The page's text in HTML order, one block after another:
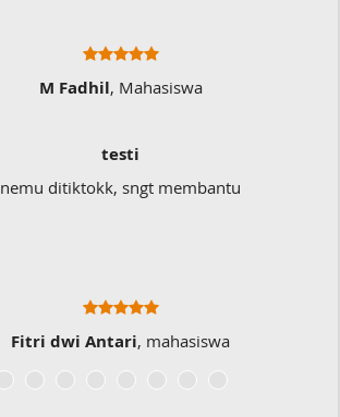
M Fadhil, Mahasiswa
testi
nemu ditiktokk, sngt membantu
Fitri dwi Antari, mahasiswa